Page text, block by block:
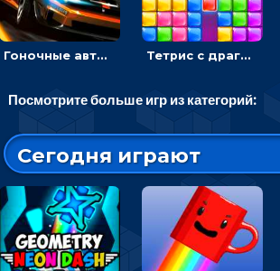
Гоночные авто в пазлах: разбей картинку и собери снова Тетрис с драгоценными камнями: расставляй блоки, чтобы получить линию - головоломка
Посмотрите больше игр из категорий:
Сегодня играют